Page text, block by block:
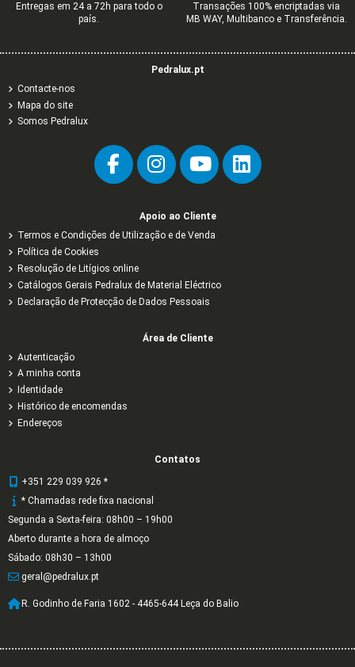
Entregas em 24 a 72h para todo o
país.
Transações 100% encriptadas via
MB WAY, Multibanco e Transferência.
Pedralux.pt
Contacte-nos
Mapa do site
Somos Pedralux
Apoio ao Cliente
Termos e Condições de Utilização e de Venda
Política de Cookies
Resolução de Litígios online
Catálogos Gerais Pedralux de Material Eléctrico
Declaração de Protecção de Dados Pessoais
Área de Cliente
Autenticação
A minha conta
Identidade
Histórico de encomendas
Endereços
Contatos
+351 229 039 926 *
* Chamadas rede fixa nacional
Segunda a Sexta-feira: 08h00 – 19h00
Aberto durante a hora de almoço
Sábado: 08h30 – 13h00
geral@pedralux.pt
R. Godinho de Faria 1602 - 4465-644 Leça do Balio